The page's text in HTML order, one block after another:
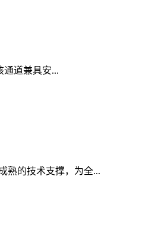
通道兼具安...
熟的技术支撑，为全...